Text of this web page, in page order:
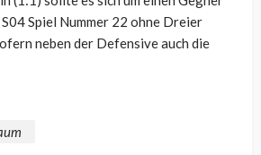
Spiel Nummer 22 ohne Dreier
neben der Defensive auch die